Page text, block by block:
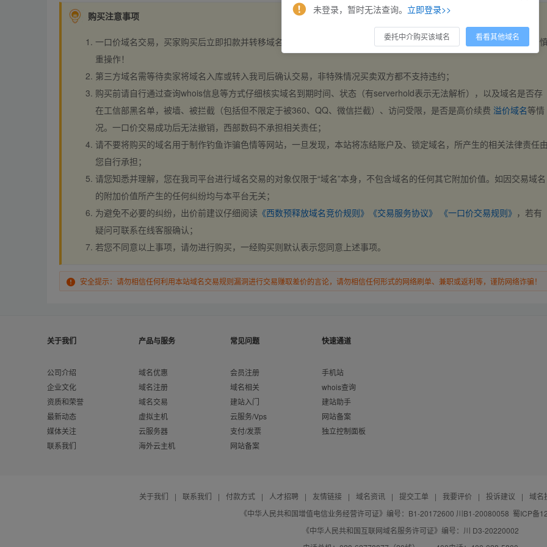
购买注意事项
一口价域名交易，买家购买后立即扣款并转移域名，交易自动完成。买卖双方都不支持违约，一旦出价不支持撤销，请
重操作！
第三方域名需等待卖家将域名入库或转入我司后确认交易，非特殊情况买卖双方都不支持违约；
购买前请自行通过查询whois信息等方式仔细核实域名到期时间、状态（有serverhold表示无法解析），以及域名是否存
在工信部黑名单，被墙、被拦截（包括但不限定于被360、QQ、微信拦截）、访问受限，是否是高价续费 溢价域名等情
况。一口价交易成功后无法撤销，西部数码不承担相关责任；
请不要将购买的域名用于制作钓鱼诈骗色情等网站，一旦发现，本站将冻结账户及、锁定域名，所产生的相关法律责任
您自行承担；
请您知悉并理解，您在我司平台进行域名交易的对象仅限于“域名”本身，不包含域名的任何其它附加价值。如因交易域名
的附加价值所产生的任何纠纷均与本平台无关；
为避免不必要的纠纷，出价前建议仔细阅读 《西数预释放域名竞价规则》 《交易服务协议》 《一口价交易规则》 ，若有
疑问可联系在线客服确认；
若您不同意以上事项，请勿进行购买，一经购买则默认表示您同意上述事项。
安全提示：请勿相信任何利用本站域名交易规则漏洞进行交易赚取差价的言论，请勿相信任何形式的网络刷单、兼职或返利等，谨防网络诈骗！
关于我们
公司介绍
企业文化
资质和荣誉
最新动态
媒体关注
联系我们
产品与服务
域名优惠
域名注册
域名交易
虚拟主机
云服务器
海外云主机
常见问题
会员注册
域名相关
建站入门
云服务/Vps
支付/发票
网站备案
快速通道
手机站
whois查询
建站助手
网站备案
独立控制面板
关于我们 | 联系我们 | 付款方式 | 人才招聘 | 友情链接 | 域名资讯 | 提交工单 | 我要评价 | 投诉建议 |
域名
《中华人民共和国增值电信业务经营许可证》编号：B1-20172600 川B1-20080058 蜀ICP备
《中华人民共和国互联网域名服务许可证》编号：川 D3-20220002
未登录，暂时无法查询。 立即登录>>
委托中介购买该域名 看看其他域名